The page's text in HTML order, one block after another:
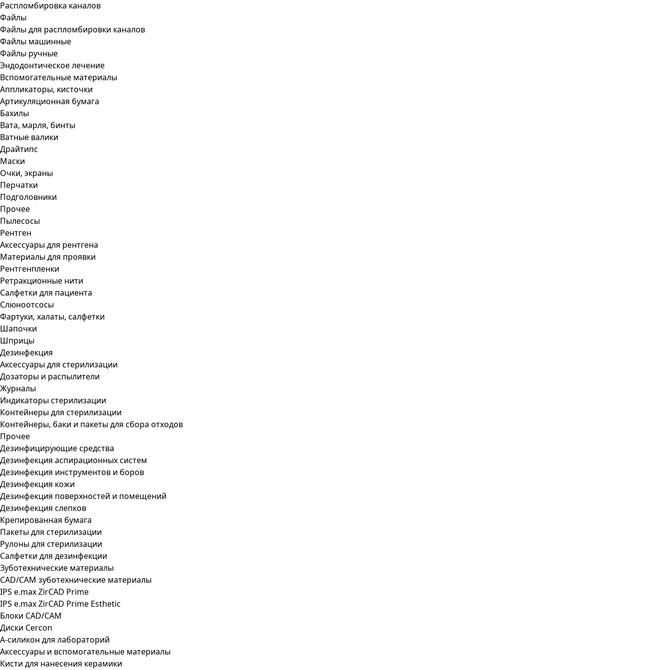
Распломбировка каналов
Файлы
Файлы для распломбировки каналов
Файлы машинные
Файлы ручные
Эндодонтическое лечение
Вспомогательные материалы
Аппликаторы, кисточки
Артикуляционная бумага
Бахилы
Вата, марля, бинты
Ватные валики
Драйтипс
Маски
Очки, экраны
Перчатки
Подголовники
Прочее
Пылесосы
Рентген
Аксессуары для рентгена
Материалы для проявки
Рентгенпленки
Ретракционные нити
Салфетки для пациента
Слюноотсосы
Фартуки, халаты, салфетки
Шапочки
Шприцы
Дезинфекция
Аксессуары для стерилизации
Дозаторы и распылители
Журналы
Индикаторы стерилизации
Контейнеры для стерилизации
Контейнеры, баки и пакеты для сбора отходов
Прочее
Дезинфицирующие средства
Дезинфекция аспирационных систем
Дезинфекция инструментов и боров
Дезинфекция кожи
Дезинфекция поверхностей и помещений
Дезинфекция слепков
Крепированная бумага
Пакеты для стерилизации
Рулоны для стерилизации
Салфетки для дезинфекции
Зуботехнические материалы
CAD/CAM зуботехнические материалы
IPS e.max ZirCAD Prime
IPS e.max ZirCAD Prime Esthetic
Блоки CAD/CAM
Диски Cercon
А-силикон для лабораторий
Аксессуары и вспомогательные материалы
Кисти для нанесения керамики